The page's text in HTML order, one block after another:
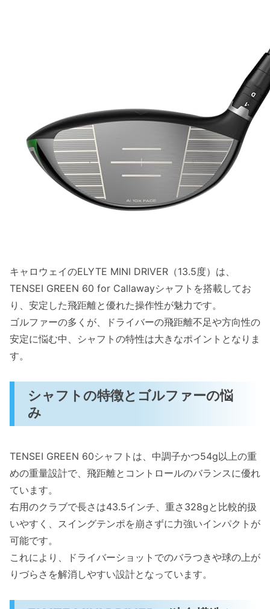
キャロウェイのELYTE MINI DRIVER（13.5度）は、
TENSEI GREEN 60 for Callawayシャフトを搭載してお
り、安定した飛距離と優れた操作性が魅力です。
ゴルファーの多くが、ドライバーの飛距離不足や方向性の
安定に悩む中、シャフトの特性は大きなポイントとなりま
す。
シャフトの特徴とゴルファーの悩
み
TENSEI GREEN 60シャフトは、中調子かつ54g以上の重
めの重量設計で、飛距離とコントロールのバランスに優れ
ています。
右用のクラブで長さは43.5インチ、重さ328gと比較的扱
いやすく、スイングテンポを崩さずに力強いインパクトが
可能です。
これにより、ドライバーショットでのバラつきや球の上が
りづらさを解消しやすい設計となっています。